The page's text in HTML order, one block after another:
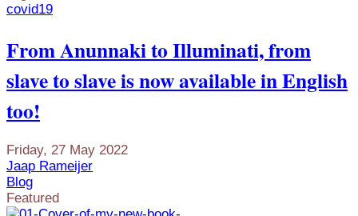
covid19
From Anunnaki to Illuminati, from
slave to slave is now available in English
too!
Friday, 27 May 2022
Jaap Rameijer
Blog
Featured